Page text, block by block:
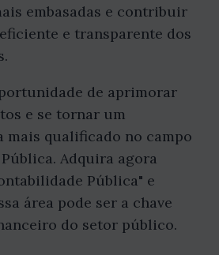
embasadas e contribuir
e transparente dos
de aprimorar
e se tornar um
mais qualificado no campo
Adquira agora
Pública" e
área pode ser a chave
do setor público.